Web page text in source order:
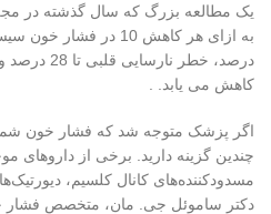
یک مطالعه بزرگ که سال گذشته در
کاهش می یابد. .
اگر پزشک متوجه شد که فشار خون شما
مسدودکننده‌های کانال کلسیم،
دکتر ساموئل جی. مان، متخصص فشار